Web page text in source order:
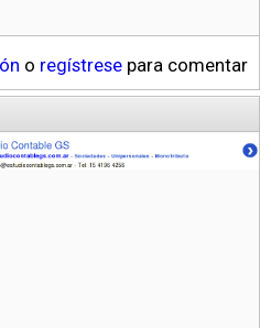
o regístrese para comentar